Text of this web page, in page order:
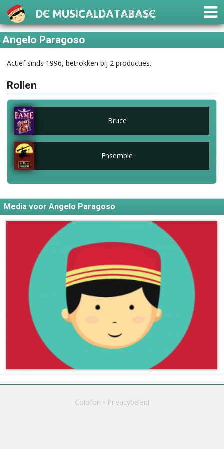
De Musicaldatabase
Angelo Paragoso
Actief sinds 1996, betrokken bij 2 producties.
Rollen
Bruce
Ensemble
Media voor Angelo Paragoso
Colofon Privacybeleid